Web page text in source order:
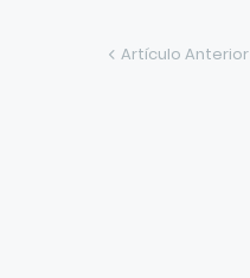
Artículo Anterior